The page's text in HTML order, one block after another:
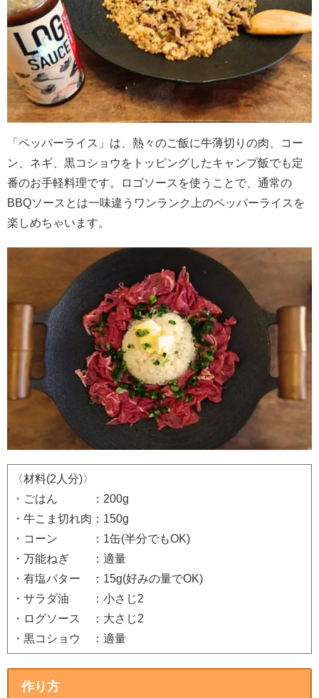
「ペッパーライス」は、熱々のご飯に牛薄切りの肉、コー
ン、ネギ、黒コショウをトッピングしたキャンプ飯でも定
番のお手軽料理です。ロゴソースを使うことで、通常の
BBQソースとは一味違うワンランク上のペッパーライスを
楽しめちゃいます。
〈材料(2人分)〉
・ごはん ：200g
・牛こま切れ肉：150g
・コーン ：1缶(半分でもOK)
・万能ねぎ ：適量
・有塩バター ：15g(好みの量でOK)
・サラダ油 ：小さじ2
・ログソース ：大さじ2
・黒コショウ ：適量
作り方